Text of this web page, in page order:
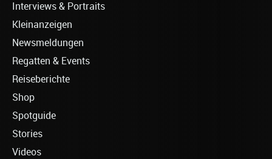
Interviews & Portraits
Kleinanzeigen
Newsmeldungen
Regatten & Events
Reiseberichte
Shop
Spotguide
Stories
Videos